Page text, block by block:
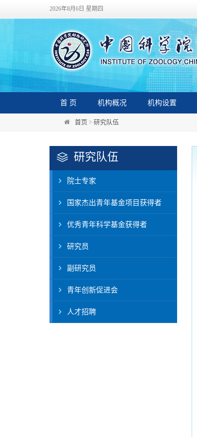
2026年8月6日 星期四
首 页 机构概况 机构设置
首页 > 研究队伍
研究队伍
院士专家
国家杰出青年基金项目获得者
优秀青年科学基金获得者
研究员
副研究员
青年创新促进会
人才招聘